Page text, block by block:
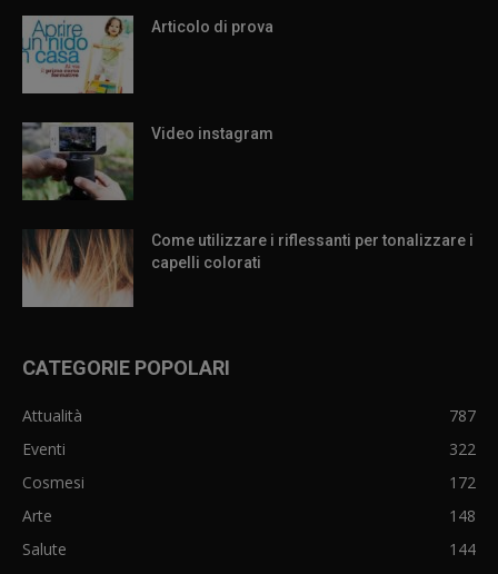
Articolo di prova
Video instagram
Come utilizzare i riflessanti per tonalizzare i
capelli colorati
CATEGORIE POPOLARI
Attualità
787
Eventi
322
Cosmesi
172
Arte
148
Salute
144